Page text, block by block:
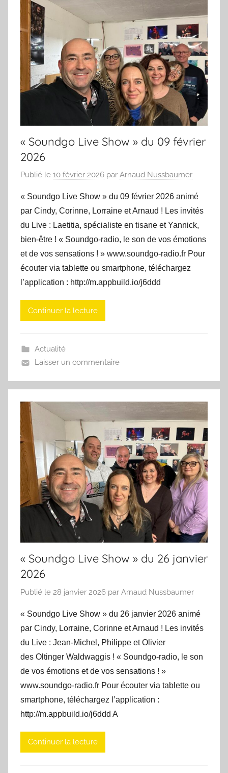
« Soundgo Live Show » du 09 février
2026
Publié le 10 février 2026 par Arnaud Nussbaumer
« Soundgo Live Show » du 09 février 2026 animé
par Cindy, Corinne, Lorraine et Arnaud ! Les invités
du Live : Laetitia, spécialiste en tisane et Yannick,
bien-être ! « Soundgo-radio, le son de vos émotions
et de vos sensations ! » www.soundgo-radio.fr Pour
écouter via tablette ou smartphone, téléchargez
l’application : http://m.appbuild.io/j6ddd
Continuer la lecture
Actualité
Laisser un commentaire
« Soundgo Live Show » du 26 janvier
2026
Publié le 28 janvier 2026 par Arnaud Nussbaumer
« Soundgo Live Show » du 26 janvier 2026 animé
par Cindy, Lorraine, Corinne et Arnaud ! Les invités
du Live : Jean-Michel, Philippe et Olivier
des Oltinger Waldwaggis ! « Soundgo-radio, le son
de vos émotions et de vos sensations ! »
www.soundgo-radio.fr Pour écouter via tablette ou
smartphone, téléchargez l’application :
http://m.appbuild.io/j6ddd A
Continuer la lecture